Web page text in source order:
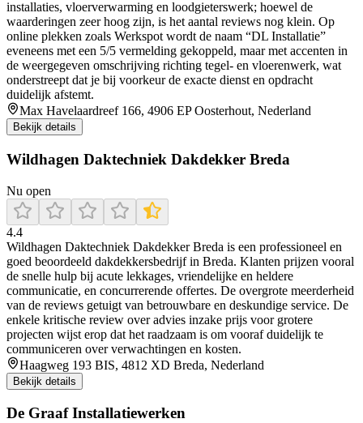
installaties, vloerverwarming en loodgieterswerk; hoewel de
waarderingen zeer hoog zijn, is het aantal reviews nog klein. Op
online plekken zoals Werkspot wordt de naam “DL Installatie”
eveneens met een 5/5 vermelding gekoppeld, maar met accenten in
de weergegeven omschrijving richting tegel- en vloerenwerk, wat
onderstreept dat je bij voorkeur de exacte dienst en opdracht
duidelijk afstemt.
Max Havelaardreef 166, 4906 EP Oosterhout, Nederland
Bekijk details
Wildhagen Daktechniek Dakdekker Breda
Nu open
4.4
Wildhagen Daktechniek Dakdekker Breda is een professioneel en
goed beoordeeld dakdekkersbedrijf in Breda. Klanten prijzen vooral
de snelle hulp bij acute lekkages, vriendelijke en heldere
communicatie, en concurrerende offertes. De overgrote meerderheid
van de reviews getuigt van betrouwbare en deskundige service. De
enkele kritische review over advies inzake prijs voor grotere
projecten wijst erop dat het raadzaam is om vooraf duidelijk te
communiceren over verwachtingen en kosten.
Haagweg 193 BIS, 4812 XD Breda, Nederland
Bekijk details
De Graaf Installatiewerken